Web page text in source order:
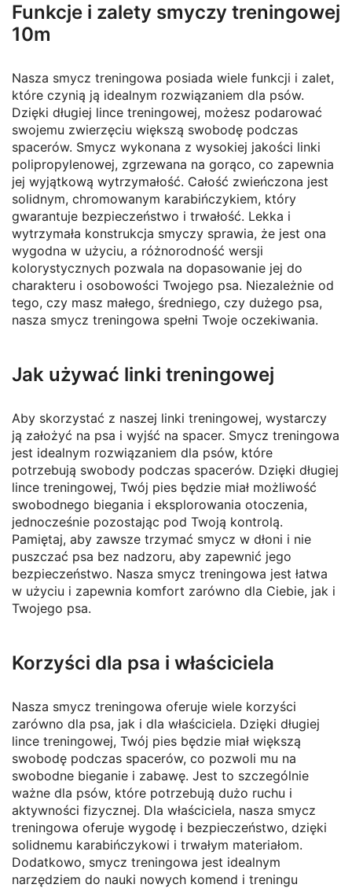
Funkcje i zalety smyczy treningowej
10m
Nasza smycz treningowa posiada wiele funkcji i zalet,
które czynią ją idealnym rozwiązaniem dla psów.
Dzięki długiej lince treningowej, możesz podarować
swojemu zwierzęciu większą swobodę podczas
spacerów. Smycz wykonana z wysokiej jakości linki
polipropylenowej, zgrzewana na gorąco, co zapewnia
jej wyjątkową wytrzymałość. Całość zwieńczona jest
solidnym, chromowanym karabińczykiem, który
gwarantuje bezpieczeństwo i trwałość. Lekka i
wytrzymała konstrukcja smyczy sprawia, że jest ona
wygodna w użyciu, a różnorodność wersji
kolorystycznych pozwala na dopasowanie jej do
charakteru i osobowości Twojego psa. Niezależnie od
tego, czy masz małego, średniego, czy dużego psa,
nasza smycz treningowa spełni Twoje oczekiwania.
Jak używać linki treningowej
Aby skorzystać z naszej linki treningowej, wystarczy
ją założyć na psa i wyjść na spacer. Smycz treningowa
jest idealnym rozwiązaniem dla psów, które
potrzebują swobody podczas spacerów. Dzięki długiej
lince treningowej, Twój pies będzie miał możliwość
swobodnego biegania i eksplorowania otoczenia,
jednocześnie pozostając pod Twoją kontrolą.
Pamiętaj, aby zawsze trzymać smycz w dłoni i nie
puszczać psa bez nadzoru, aby zapewnić jego
bezpieczeństwo. Nasza smycz treningowa jest łatwa
w użyciu i zapewnia komfort zarówno dla Ciebie, jak i
Twojego psa.
Korzyści dla psa i właściciela
Nasza smycz treningowa oferuje wiele korzyści
zarówno dla psa, jak i dla właściciela. Dzięki długiej
lince treningowej, Twój pies będzie miał większą
swobodę podczas spacerów, co pozwoli mu na
swobodne bieganie i zabawę. Jest to szczególnie
ważne dla psów, które potrzebują dużo ruchu i
aktywności fizycznej. Dla właściciela, nasza smycz
treningowa oferuje wygodę i bezpieczeństwo, dzięki
solidnemu karabińczykowi i trwałym materiałom.
Dodatkowo, smycz treningowa jest idealnym
narzędziem do nauki nowych komend i treningu